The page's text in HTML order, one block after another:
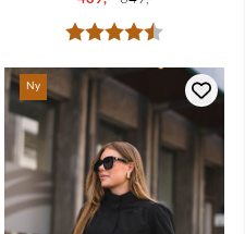
Karakter:
Ny